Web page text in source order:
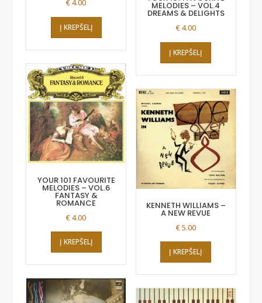
€4.00
Į KREPŠELĮ
MELODIES – VOL.4
DREAMS & DELIGHTS
€4.00
Į KREPŠELĮ
YOUR 101 FAVOURITE
MELODIES – VOL.6
FANTASY &
ROMANCE
€4.00
Į KREPŠELĮ
KENNETH WILLIAMS –
A NEW REVUE
€5.00
Į KREPŠELĮ